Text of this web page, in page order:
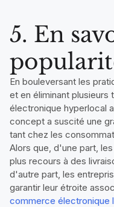
5. En
En bouleversant les
et en éliminant
électronique hyperlocal
concept a suscité une
tant chez les
Alors que, d'une part,
plus recours à des
d'autre part, les
garantir leur étroite
commerce électronique